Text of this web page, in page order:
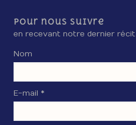
Pour nous suivre
en recevant notre dernier récit
Nom
E-mail *